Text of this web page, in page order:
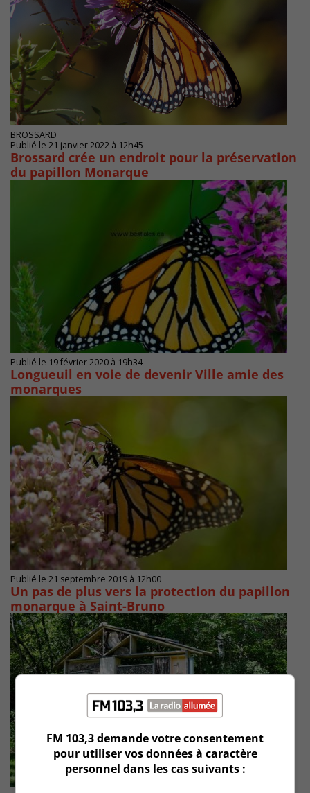
BROSSARD
Publié le 21 janvier 2022 à 12h45
Brossard crée un endroit pour la préservation
du papillon Monarque
Publié le 19 février 2020 à 19h34
Longueuil en voie de devenir Ville amie des
monarques
Publié le 21 septembre 2019 à 12h00
Un pas de plus vers la protection du papillon
monarque à Saint-Bruno
FM 103,3 demande votre consentement
pour utiliser vos données à caractère
personnel dans les cas suivants :